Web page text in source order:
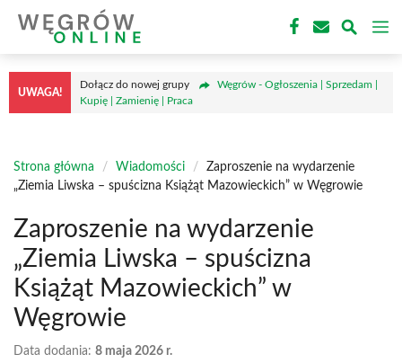
treści
UWAGA!
Dołącz do nowej grupy
Węgrów - Ogłoszenia | Sprzedam |
Kupię | Zamienię | Praca
Strona główna / Wiadomości /
Zaproszenie na wydarzenie
„Ziemia Liwska – spuścizna Książąt Mazowieckich” w Węgrowie
Zaproszenie na wydarzenie
„Ziemia Liwska – spuścizna
Książąt Mazowieckich” w
Węgrowie
Data dodania: 8 maja 2026 r.